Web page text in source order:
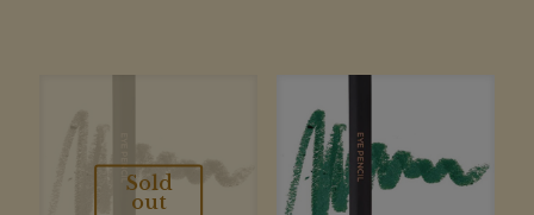
Sold
out